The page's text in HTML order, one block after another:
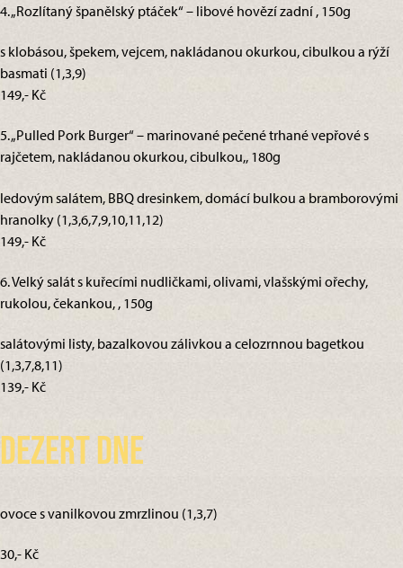
4. „Rozlítaný španělský ptáček“ – libové hovězí zadní , 150g
s klobásou, špekem, vejcem, nakládanou okurkou, cibulkou a rýží
basmati (1,3,9)
149,- Kč
5. „Pulled Pork Burger“ – marinované pečené trhané vepřové s
rajčetem, nakládanou okurkou, cibulkou,, 180g
ledovým salátem, BBQ dresinkem, domácí bulkou a bramborovými
hranolky (1,3,6,7,9,10,11,12)
149,- Kč
6. Velký salát s kuřecími nudličkami, olivami, vlašskými ořechy,
rukolou, čekankou, , 150g
salátovými listy, bazalkovou zálivkou a celozrnnou bagetkou
(1,3,7,8,11)
139,- Kč
Dezert dne
ovoce s vanilkovou zmrzlinou (1,3,7)
30,- Kč